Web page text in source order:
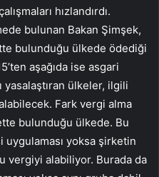
hızlandırdı.
bulunan Bakan Şimşek,
bulunduğu ülkede ödediği
aşağıda ise asgari
yasalaştıran ülkeler, ilgili
Fark vergi alma
bulunduğu ülkede. Bu
yoksa şirketin
vergiyi alabiliyor. Burada da